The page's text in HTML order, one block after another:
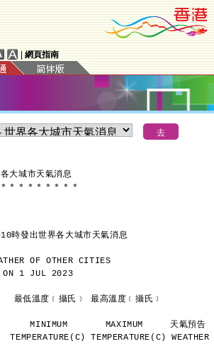
網頁指南
大城市天氣消息
＊ ＊ ＊ ＊ ＊ ＊ ＊ ＊ ＊
時發出世界各大城市天氣消息
OF OTHER CITIES
1 JUL 2023
                     最低溫度﹝攝氏﹞ 最高溫度﹝攝氏﹞
                        MINIMUM       MAXIMUM     天氣預告
TEMPERATURE(C) WEATHER